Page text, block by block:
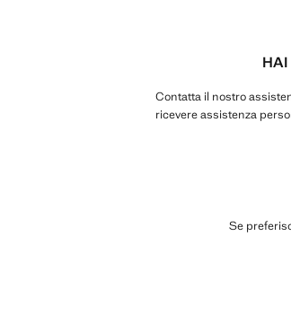
HAI
Contatta il nostro
ricevere assistenza
Se